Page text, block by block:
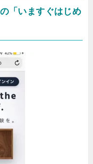
「いますぐはじめ